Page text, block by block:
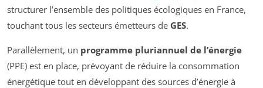
structurer l’ensemble des politiques écologiques en France,
touchant tous les secteurs émetteurs de GES.
Parallèlement, un programme pluriannuel de l’énergie
(PPE) est en place, prévoyant de réduire la consommation
énergétique tout en développant des sources d’énergie à